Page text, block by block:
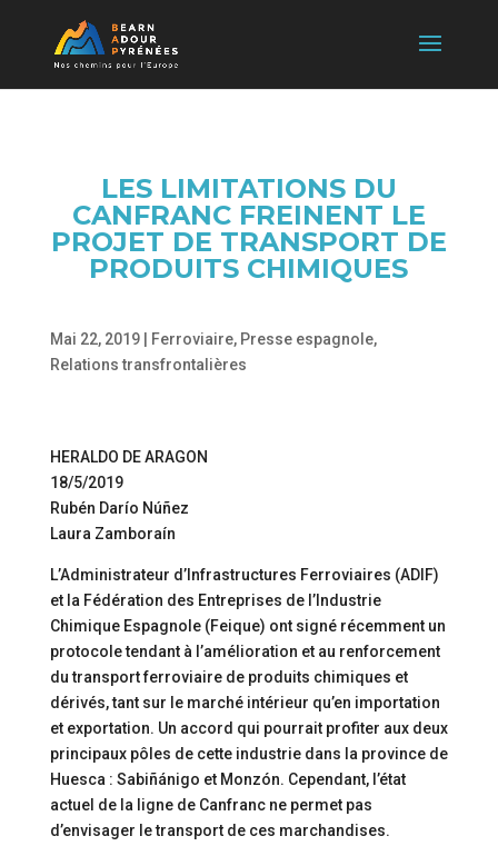
LES LIMITATIONS DU
CANFRANC FREINENT LE
PROJET DE TRANSPORT DE
PRODUITS CHIMIQUES
Mai 22, 2019| Ferroviaire, Presse espagnole,
Relations transfrontalières
HERALDO DE ARAGON
18/5/2019
Rubén Darío Núñez
Laura Zamboraín
L’Administrateur d’Infrastructures Ferroviaires (ADIF)
et la Fédération des Entreprises de l’Industrie
Chimique Espagnole (Feique) ont signé récemment un
protocole tendant à l’amélioration et au renforcement
du transport ferroviaire de produits chimiques et
dérivés, tant sur le marché intérieur qu’en importation
et exportation. Un accord qui pourrait profiter aux deux
principaux pôles de cette industrie dans la province de
Huesca : Sabiñánigo et Monzón. Cependant, l’état
actuel de la ligne de Canfranc ne permet pas
d’envisager le transport de ces marchandises.